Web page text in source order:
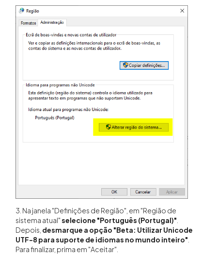
3. Na janela "Definições de Região", em "Região de
sistema atual"selecione "Português (Portugal)"
Depois, desmarque a opção "Beta: Utilizar Unicode
UTF-8 para suporte de idiomas no mundo inteiro"
Para finalizar, prima em "Aceitar".